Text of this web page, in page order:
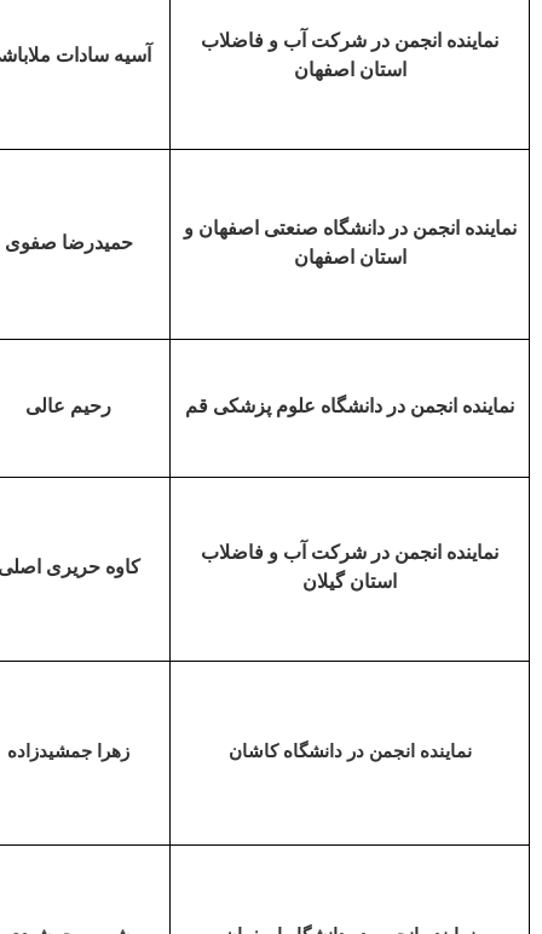
نماینده انجمن در شرکت آب و فاضلاب
استان اصفهان
آسیه سادات
نماینده انجمن در دانشگاه صنعتی اصفهان و
استان اصفهان
حمیدرضا صفوی
نماینده انجمن در دانشگاه علوم پزشکی قم رحیم عالی
نماینده انجمن در شرکت آب و فاضلاب
استان گیلان
کاوه حریری
نماینده انجمن در دانشگاه کاشان زهرا جمشیدزاده